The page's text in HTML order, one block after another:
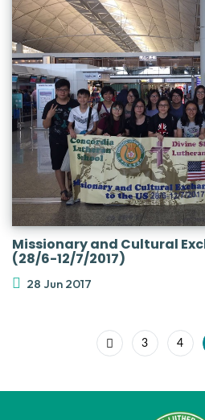
Missionary and Cultural
(28/6-12/7/2017)
28 Jun 2017
3 4